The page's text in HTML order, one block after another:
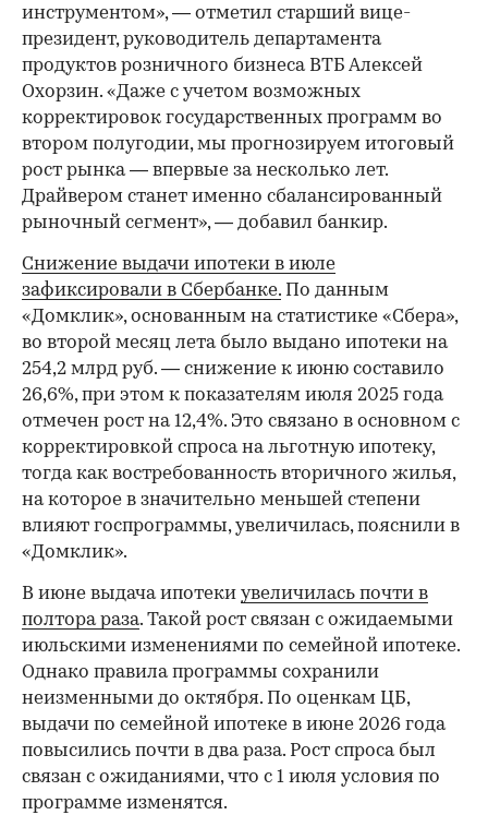
инструментом», — отметил старший вице-
президент, руководитель департамента
продуктов розничного бизнеса ВТБ Алексей
Охорзин. «Даже с учетом возможных
корректировок государственных программ во
втором полугодии, мы прогнозируем итоговый
рост рынка — впервые за несколько лет.
Драйвером станет именно сбалансированный
рыночный сегмент», — добавил банкир.
Снижение выдачи ипотеки в июле
зафиксировали в Сбербанке. По данным
«Домклик», основанным на статистике «Сбера»,
во второй месяц лета было выдано ипотеки на
254,2 млрд руб. — снижение к июню составило
26,6%, при этом к показателям июля 2025 года
отмечен рост на 12,4%. Это связано в основном с
корректировкой спроса на льготную ипотеку,
тогда как востребованность вторичного жилья,
на которое в значительно меньшей степени
влияют госпрограммы, увеличилась, пояснили в
«Домклик».
В июне выдача ипотеки увеличилась почти в
полтора раза. Такой рост связан с ожидаемыми
июльскими изменениями по семейной ипотеке.
Однако правила программы сохранили
неизменными до октября. По оценкам ЦБ,
выдачи по семейной ипотеке в июне 2026 года
повысились почти в два раза. Рост спроса был
связан с ожиданиями, что с 1 июля условия по
программе изменятся.